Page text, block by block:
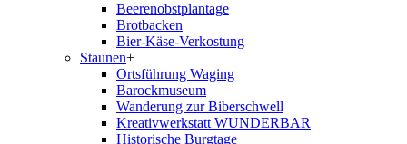
Beerenobstplantage
Brotbacken
Bier-Käse-Verkostung
Staunen+
Ortsführung Waging
Barockmuseum
Wanderung zur Biberschwell
Kreativwerkstatt WUNDERBAR
Historische Burgtage